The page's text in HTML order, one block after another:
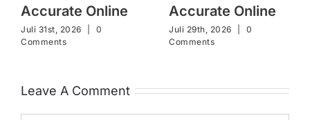
Accurate Online
Juli 31st, 2026
0
Comments
Accurate Online
Juli 29th, 2026
0
Comments
Leave A Comment